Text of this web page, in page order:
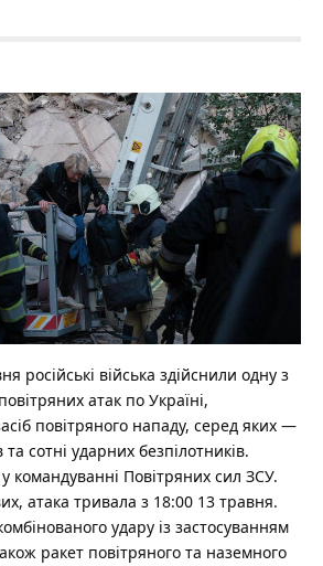
російські війська здійснили одну з
атак по Україні,
повітряного нападу, серед яких —
сотні ударних безпілотників.
командуванні Повітряних сил ЗСУ.
атака тривала з 18:00 13 травня.
удару із застосуванням
ракет повітряного та наземного